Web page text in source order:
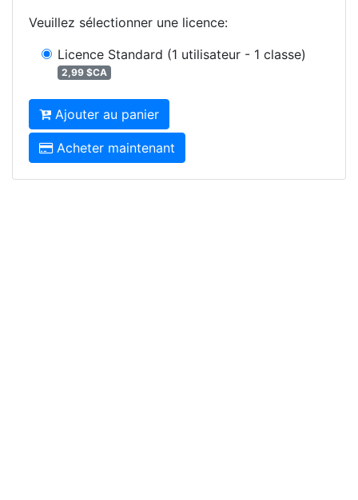
Veuillez sélectionner une licence:
Licence Standard (1 utilisateur - 1 classe)
2,99 $CA
Ajouter au panier
Acheter maintenant